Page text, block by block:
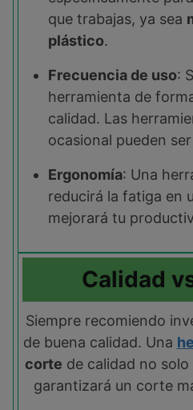
que trabajas, ya sea
plástico.
Frecuencia de uso:
herramienta de
calidad. Las
ocasional pueden
Ergonomía: Una
reducirá la fatiga en
mejorará tu
Calidad
Siempre recomiendo
de buena calidad. Una
corte de calidad no
garantizará un corte